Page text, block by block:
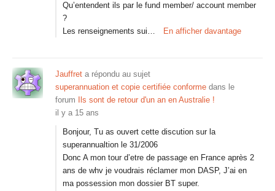
Qu’entendent ils par le fund member/ account member
?
Les renseignements sui…
En afficher davantage
Jauffret a répondu au sujet
superannuation et copie certifiée conforme dans le
forum
Ils sont de retour d'un an en Australie !
il y a 15 ans
Bonjour, Tu as ouvert cette discution sur la
superannualtion le 31/2006
Donc A mon tour d’etre de passage en France après 2
ans de whv je voudrais réclamer mon DASP, J’ai en
ma possession mon dossier BT super.